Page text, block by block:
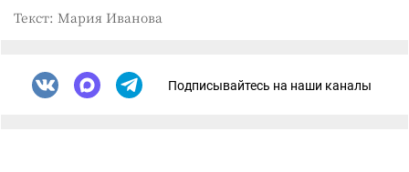
Текст: Мария Иванова
Подписывайтесь на наши каналы